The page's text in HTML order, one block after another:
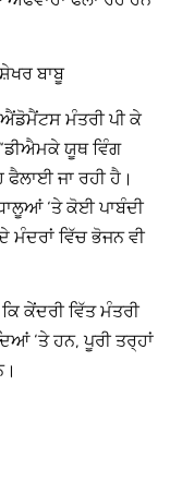
ਬਾਬੂ
ਮੰਤਰੀ ਪੀ ਕੇ
ਯੂਥ ਵਿੰਗ
ਜਾ ਰਹੀ ਹੈ।
‘ਤੇ ਕੋਈ ਪਾਬੰਦੀ
ਮੰਦਰਾਂ ਵਿੱਚ ਭੋਜਨ ਵੀ
ਕੇਂਦਰੀ ਵਿੱਤ ਮੰਤਰੀ
‘ਤੇ ਹਨ, ਪੂਰੀ ਤਰ੍ਹਾਂ